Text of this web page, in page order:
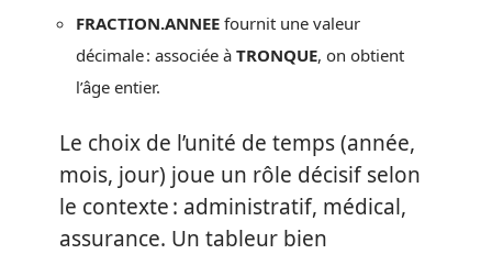
FRACTION.ANNEE fournit une valeur
décimale : associée à TRONQUE, on obtient
l’âge entier.
Le choix de l’unité de temps (année,
mois, jour) joue un rôle décisif selon
le contexte : administratif, médical,
assurance. Un tableur bien